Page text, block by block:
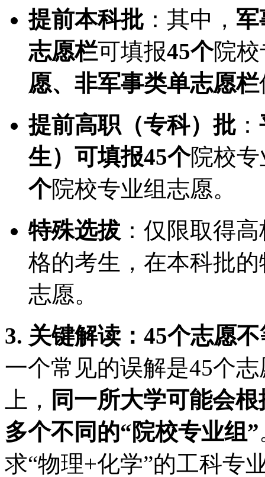
提前本科批 ：其中， 军
志愿栏可填报45个院
愿、非军事类单志愿栏
提前高职（专科）批 ：
生） 可填报45个院校
个院校专业组志愿。
特殊选拔 ：仅限取得
格的考生，在本科批
志愿。
3. 关键解读：45个志愿
一个常见的误解是45个
上， 同一所大学可能会
多个不同的“院校专业组”
求“物理+化学”的工科专